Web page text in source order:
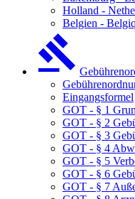
Holland -
Belgien -
Eingangsformel
GOT - § 1
GOT - § 2
GOT - § 3
GOT - § 4
GOT - § 5
GOT - § 6
GOT - § 7